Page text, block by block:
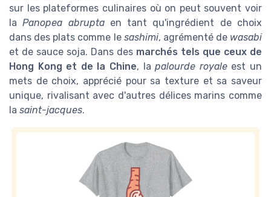
sur les plateformes culinaires où on peut souvent voir
laPanopea abruptaen tant qu'ingrédient de choix
dans des plats comme le sashimi, agrémenté de wasabi
et de sauce soja. Dans des marchés tels que ceux de
Hong Kong et de la Chine, lapalourde royaleest un
mets de choix, apprécié pour sa texture et sa saveur
unique, rivalisant avec d'autres délices marins comme
la saint-jacques.